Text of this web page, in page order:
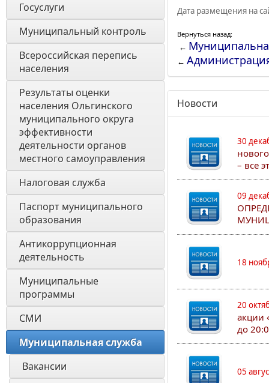
Госуслуги
Муниципальный контроль
Всероссийская перепись
населения
Результаты оценки
населения Ольгинского
муниципального округа
эффективности
деятельности органов
местного самоуправления
Налоговая служба
Паспорт муниципального
образования
Антикоррупционная
деятельность
Муниципальные
программы
СМИ
Муниципальная служба
Вакансии
Дата размещения на
Вернуться назад:
←
←
Новости
30
– все
09
18
20
акции
до
05